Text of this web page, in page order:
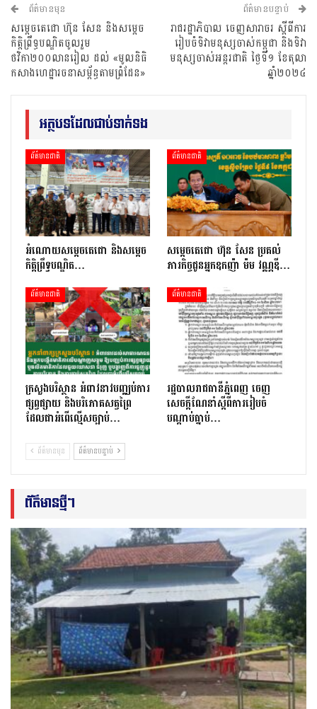
ព័ត៌មានមុន
សម្តេចតេជោ ហ៊ុន សែន និងសម្តេច
កិត្តិព្រឹទ្ធបណ្ឌិតចូលរួម
ថវិកា២០០លានរៀល ដល់ «មូលនិធិ
កសាងហេដ្ឋារចនាសម្ព័ន្ធតាមព្រំដែន»
ព័ត៌មានបន្ទាប់
រាជរដ្ឋាភិបាល ចេញសារាចរ ស្តីពីការ
រៀបចំទិវាមនុស្សចាស់កម្ពុជា និងទិវា
មនុស្សចាស់អន្តរជាតិ ថ្ងៃទី១ ខែតុលា
ឆ្នាំ២០២៤
អត្ថបទដែលជាប់ទាក់ទង
ព័ត៌មានជាតិ
អំណោយសម្តេចតេជោ និងសម្តេច
កិត្តិព្រឹទ្ធបណ្ឌិត…
ព័ត៌មានជាតិ
សម្តេចតេជោ ហ៊ុន សែន ប្រគល់
ភារកិច្ចជូនអ្នកឧកញ៉ា ម៉ម វណ្ណឌី…
ព័ត៌មានជាតិ
ក្រសួងបរិស្ថាន អំពាវនាវបញ្ឈប់ការ
ផ្សព្វផ្សាយ និងបរិភោគសត្វព្រៃ
ដែលជាអំពើល្មើសច្បាប់…
ព័ត៌មានជាតិ
រដ្ឋបាលរាជធានីភ្នំពេញ ចេញ
សេចក្ដីណែនាំស្ដីពីការរៀបចំ
បណ្ដាប់ធ្នាប់…
ព័ត៌មានមុន ព័ត៌មានបន្ទាប់
ព័ត៌មានថ្មីៗ